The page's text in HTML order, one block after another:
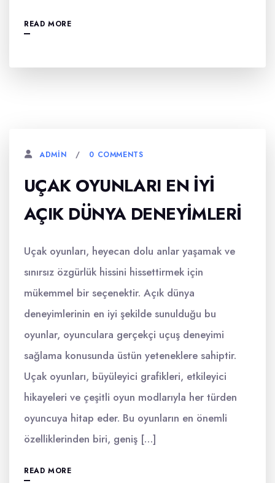
READ MORE
ADMIN 0 COMMENTS
UÇAK OYUNLARI EN İYI
AÇIK DÜNYA DENEYIMLERI
Uçak oyunları, heyecan dolu anlar yaşamak ve
sınırsız özgürlük hissini hissettirmek için
mükemmel bir seçenektir. Açık dünya
deneyimlerinin en iyi şekilde sunulduğu bu
oyunlar, oyunculara gerçekçi uçuş deneyimi
sağlama konusunda üstün yeteneklere sahiptir.
Uçak oyunları, büyüleyici grafikleri, etkileyici
hikayeleri ve çeşitli oyun modlarıyla her türden
oyuncuya hitap eder. Bu oyunların en önemli
özelliklerinden biri, geniş […]
READ MORE